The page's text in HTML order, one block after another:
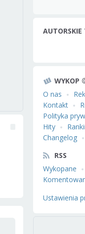
AUTORSKIE
WYKOP
O nas
Kontakt
Polityka
Hity
Changelog
RSS
Wykopane
Ustawienia